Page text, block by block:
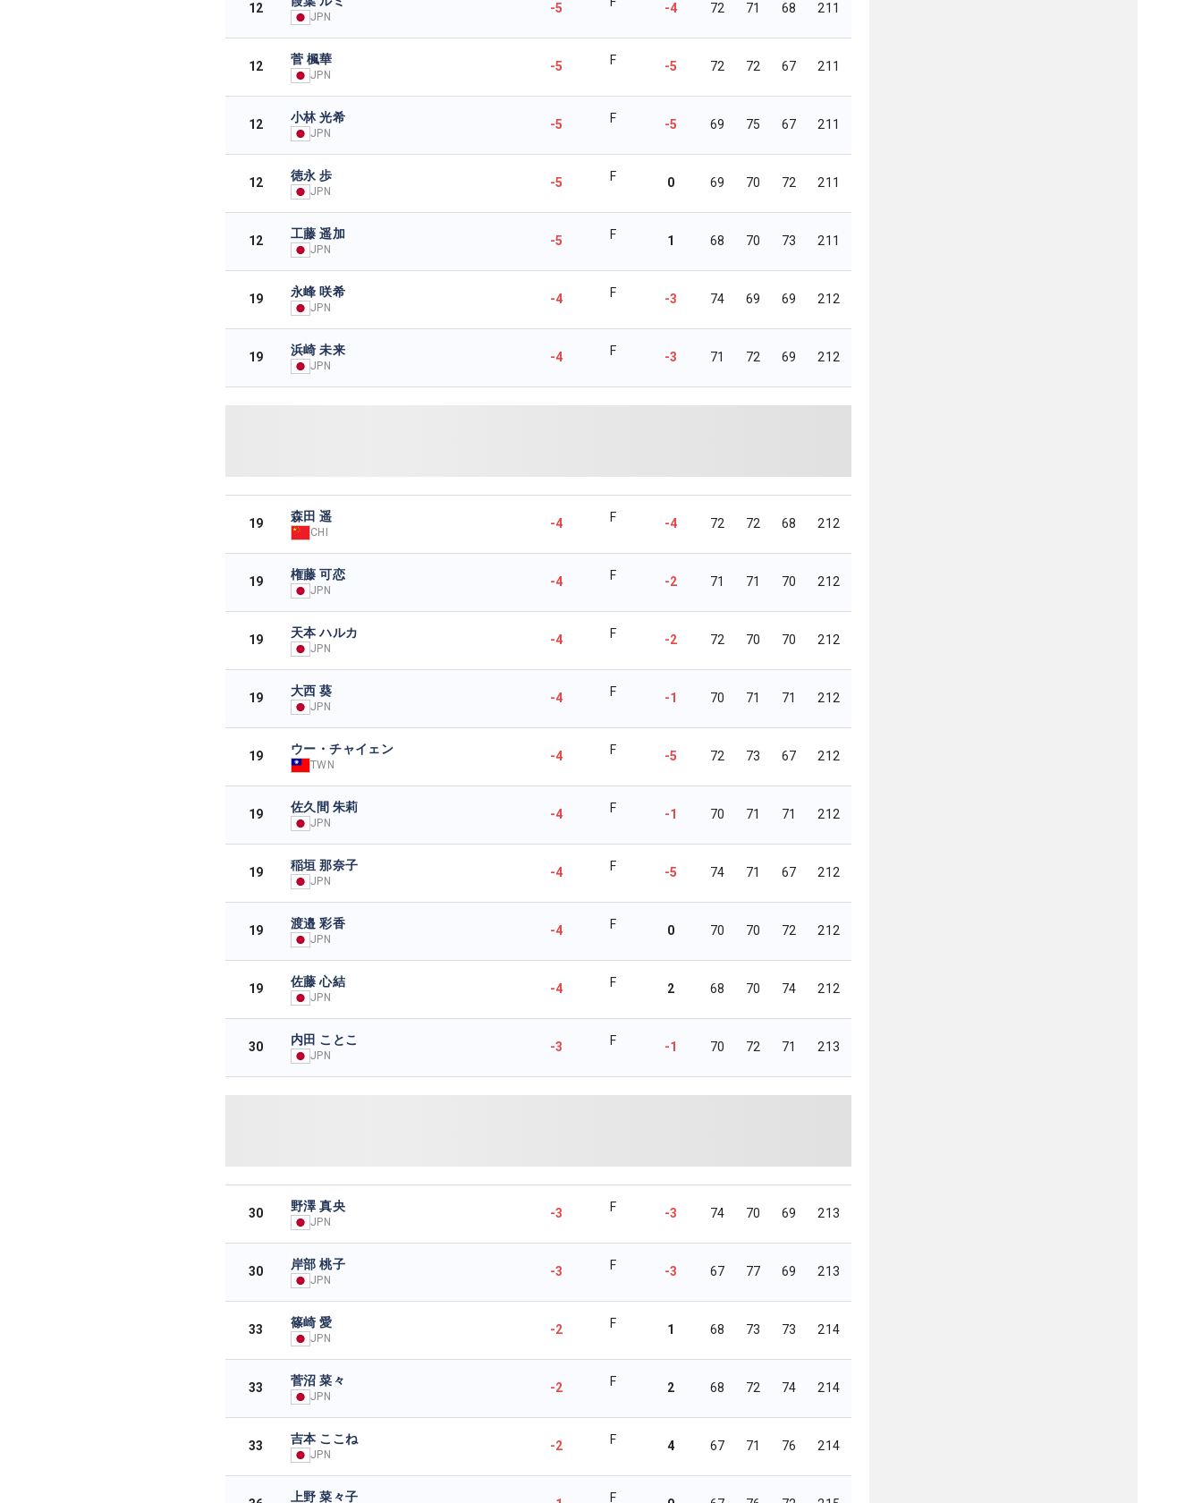
12
JPN
-5 -4 72 71 68 211
12 菅 楓華
JPN
-5 F -5 72 72 67 211
12 小林 光希
JPN
-5 F -5 69 75 67 211
12 徳永 歩
JPN
-5 F 0 69 70 72 211
12 工藤 遥加
JPN
-5 F 1 68 70 73 211
19 永峰 咲希
JPN
-4 F -3 74 69 69 212
19 浜崎 未来
JPN
-4 F -3 71 72 69 212
19 森田 遥
CHI
-4 F -4 72 72 68 212
19 権藤 可恋
JPN
-4 F -2 71 71 70 212
19 天本 ハルカ
JPN
-4 F -2 72 70 70 212
19 大西 葵
JPN
-4 F -1 70 71 71 212
19 ウー・チャイェン
TWN
-4 F -5 72 73 67 212
19 佐久間 朱莉
JPN
-4 F -1 70 71 71 212
19 稲垣 那奈子
JPN
-4 F -5 74 71 67 212
19 渡邉 彩香
JPN
-4 F 0 70 70 72 212
19 佐藤 心結
JPN
-4 F 2 68 70 74 212
30 内田 ことこ
JPN
-3 F -1 70 72 71 213
30 野澤 真央
JPN
-3 F -3 74 70 69 213
30 岸部 桃子
JPN
-3 F -3 67 77 69 213
33 篠崎 愛
JPN
-2 F 1 68 73 73 214
33 菅沼 菜々
JPN
-2 F 2 68 72 74 214
33 吉本 ここね
JPN
-2 F 4 67 71 76 214
上野 菜々子 F